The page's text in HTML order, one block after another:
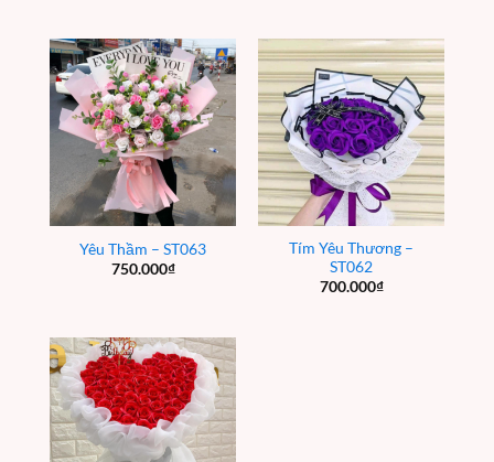
Yêu Thầm – ST063
750.000₫
Tím Yêu Thương –
ST062
700.000₫